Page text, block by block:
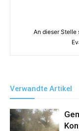
An dieser Stelle
Verwandte Artikel